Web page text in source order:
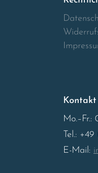
Kontakt
Mo.–Fr.:
Tel.:
E-Mail: